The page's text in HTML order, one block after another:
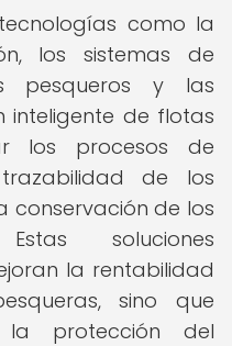
como la
los sistemas de
pesqueros y las
inteligente de flotas
los procesos de
de los
conservación de los
soluciones
la rentabilidad
sino que
protección del